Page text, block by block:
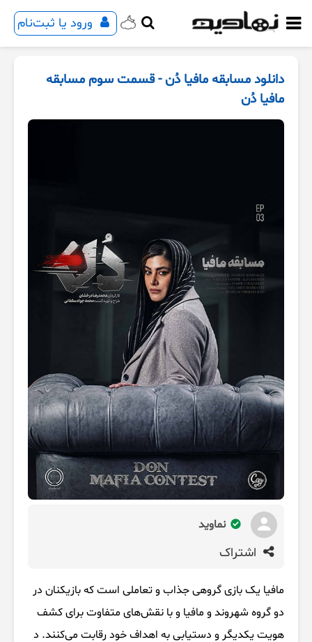
ورود یا ثبت‌نام
دانلود مسابقه مافیا دُن - قسمت سوم مسابقه
مافیا دُن
نماوید
اشتراک
مافیا یک بازی گروهی جذاب و تعاملی است که بازیکنان در
دو گروه شهروند و مافیا و با نقش‌های متفاوت برای کشف
هویت یکدیگر و دستیابی به اهداف خود رقابت می‌کنند. د